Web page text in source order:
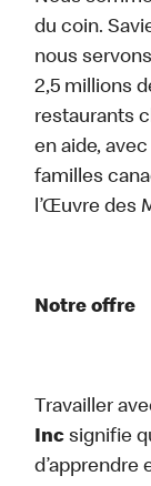
du coin.
nous
2,5 millions
restaurants
en aide,
familles
l’Œuvre des
Notre offre
Travailler
Incsignifie
d’apprendre